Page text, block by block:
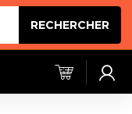
RECHERCHER